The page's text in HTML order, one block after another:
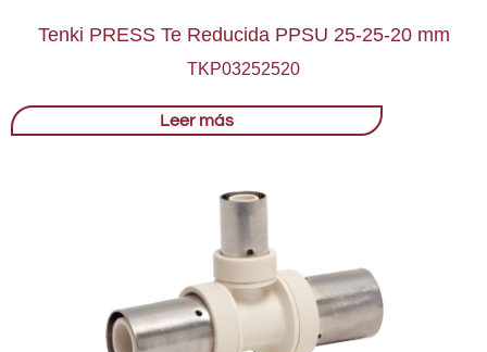
Tenki PRESS Te Reducida PPSU 25-25-20 mm
TKP03252520
Leer más